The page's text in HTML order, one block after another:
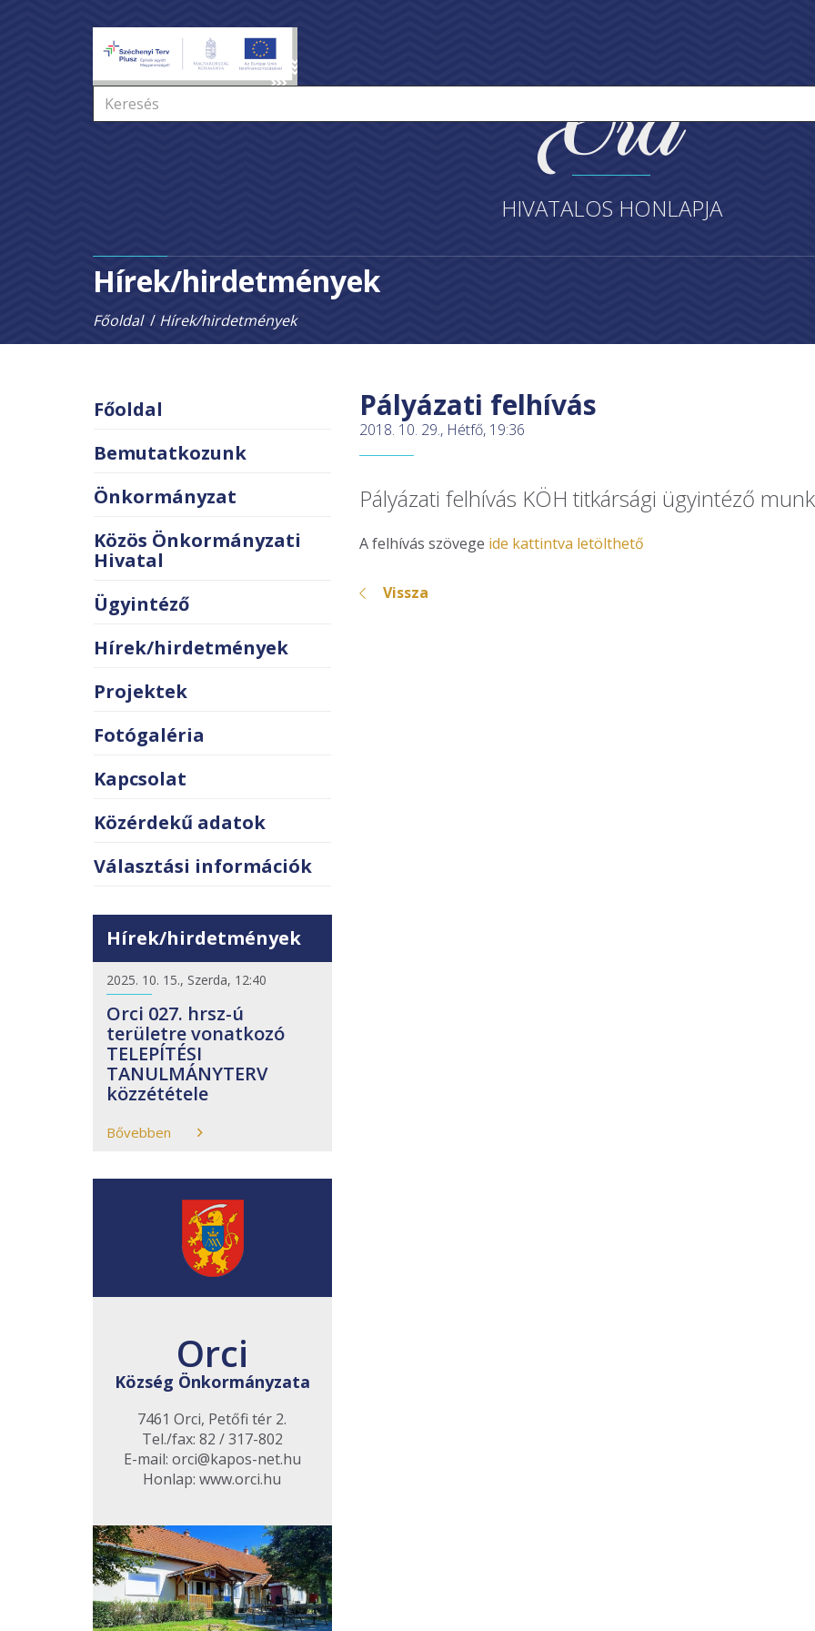
HIVATALOS HONLAPJA
Hírek/hirdetmények
Főoldal Hírek/hirdetmények
Főoldal
Bemutatkozunk
Önkormányzat
Közös Önkormányzati
Hivatal
Ügyintéző
Hírek/hirdetmények
Projektek
Fotógaléria
Kapcsolat
Közérdekű adatok
Választási információk
Hírek/hirdetmények
2025. 10. 15., Szerda, 12:40
Orci 027. hrsz-ú
területre vonatkozó
TELEPÍTÉSI
TANULMÁNYTERV
közzététele
Bővebben
Orci
Község Önkormányzata
7461 Orci, Petőfi tér 2.
Tel./fax: 82 / 317-802
E-mail: orci@kapos-net.hu
Honlap: www.orci.hu
Pályázati felhívás
2018. 10. 29., Hétfő, 19:36
Pályázati felhívás KÖH titkársági ügyintéző
A felhívás szövege ide kattintva letölthető
Vissza